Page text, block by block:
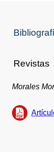
Revistas
Morales